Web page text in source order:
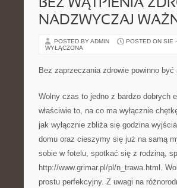
BEZ WĄTPIENIA
NADZWYCZAJ
POSTED BY ADMIN POSTED ON SIE
WYŁĄCZONA
Bez zaprzeczania zdrowie powinno
Wolny czas to jedno z bardzo dobrych
właściwie to, na co ma wyłącznie
jak wyłącznie zbliża się godzina
domu oraz cieszymy się już na samą
sobie w fotelu, spotkać się z rodziną,
http://www.grimar.pl/pl/n_trawa.html.
prostu perfekcyjny. Z uwagi na